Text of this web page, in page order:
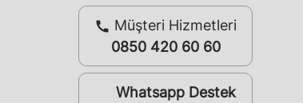
call Müşteri Hizmetleri
0850 420 60 60
whatsappWhatsapp Destek